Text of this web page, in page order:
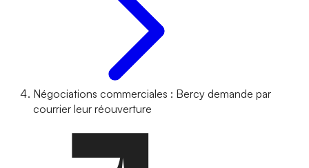
Négociations commerciales : Bercy demande par
courrier leur réouverture